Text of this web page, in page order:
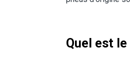
Quel est